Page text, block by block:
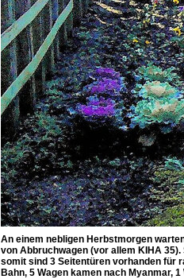
An einem nebligen Herbstmorgen
von Abbruchwagen (vor allem KIHA
somit sind 3 Seitentüren vorhanden für
Bahn, 5 Wagen kamen nach Myanmar,